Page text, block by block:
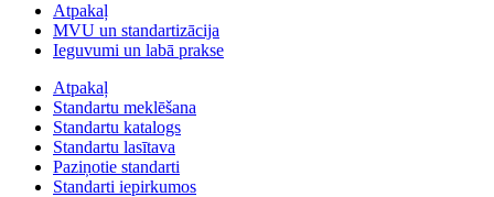
Atpakaļ
MVU un standartizācija
Ieguvumi un labā prakse
Atpakaļ
Standartu meklēšana
Standartu katalogs
Standartu lasītava
Paziņotie standarti
Standarti iepirkumos